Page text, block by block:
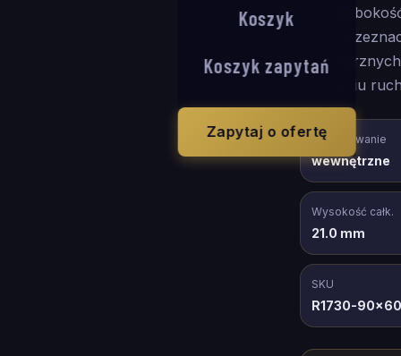
Koszyk
Koszyk zapytań
Zapytaj o ofertę
mm
mm).
natężeniu
Zastosowanie
wewnętrzne
Wysokość całk.
21.0 mm
SKU
R1730-90x60